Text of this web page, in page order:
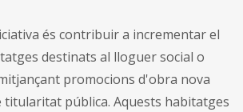
és contribuir a incrementar el
destinats al lloguer social o
promocions d'obra nova
pública. Aquests habitatges